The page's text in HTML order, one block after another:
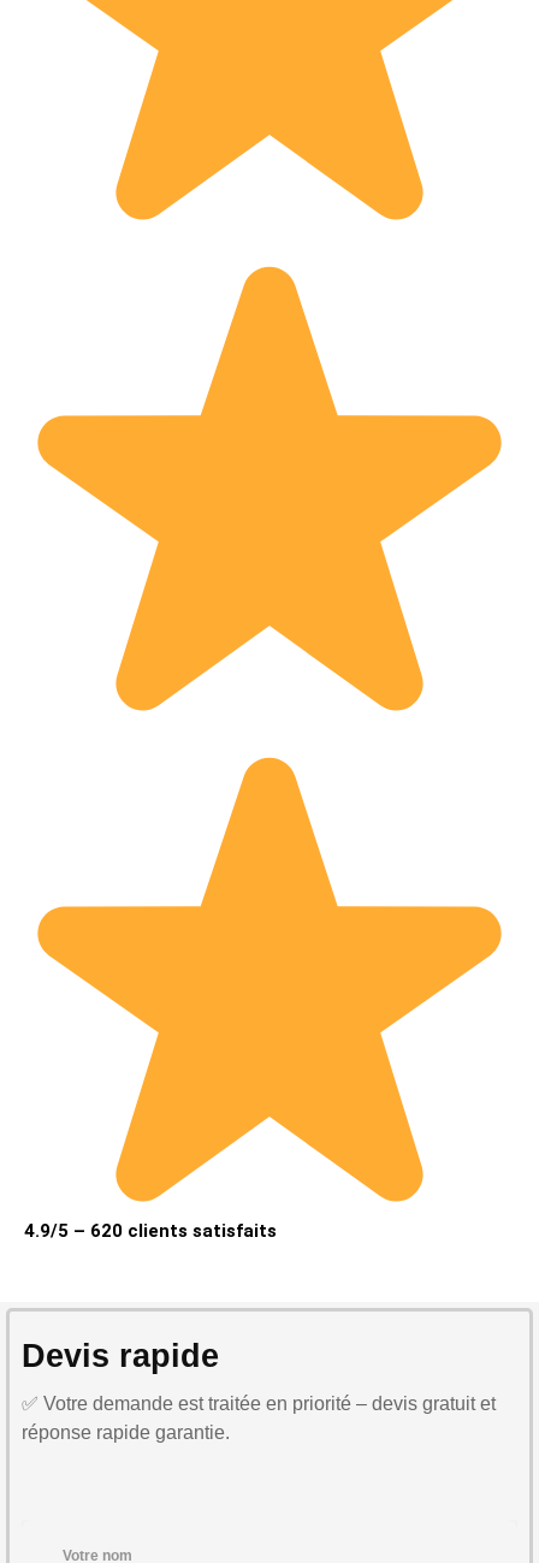
4.9/5 – 620 clients satisfaits
Devis rapide
✅ Votre demande est traitée en priorité – devis gratuit et
réponse rapide garantie.
Votre nom